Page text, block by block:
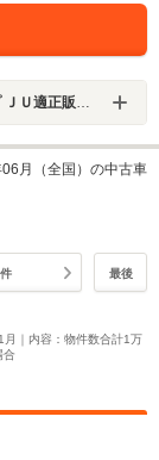
正販売店
月（全国）の中古車
最後
｜内容：物件数合計1万
合